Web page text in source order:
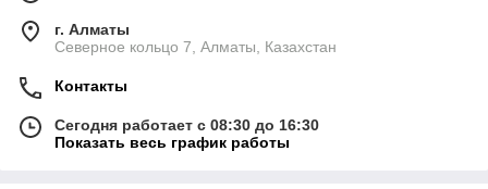
г. Алматы
Северное кольцо 7, Алматы, Казахстан
Контакты
Сегодня работает с 08:30 до 16:30
Показать весь график работы